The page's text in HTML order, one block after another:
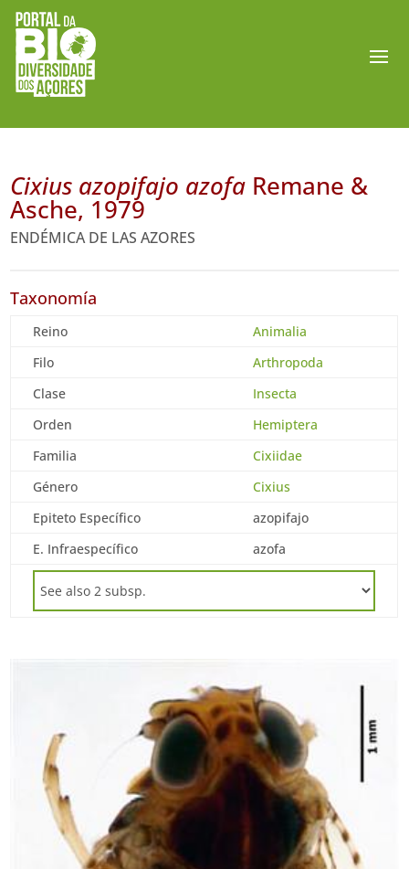
Cixius azopifajo azofa Remane &
Asche, 1979
ENDÉMICA DE LAS AZORES
Taxonomía
Reino
Animalia
Filo
Arthropoda
Clase
Insecta
Orden
Hemiptera
Familia
Cixiidae
Género
Cixius
Epiteto Específico
azopifajo
E. Infraespecífico
azofa